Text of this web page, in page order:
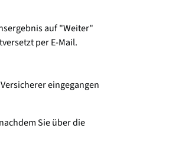
auf "Weiter"
per E-Mail.
eingegangen
Sie über die